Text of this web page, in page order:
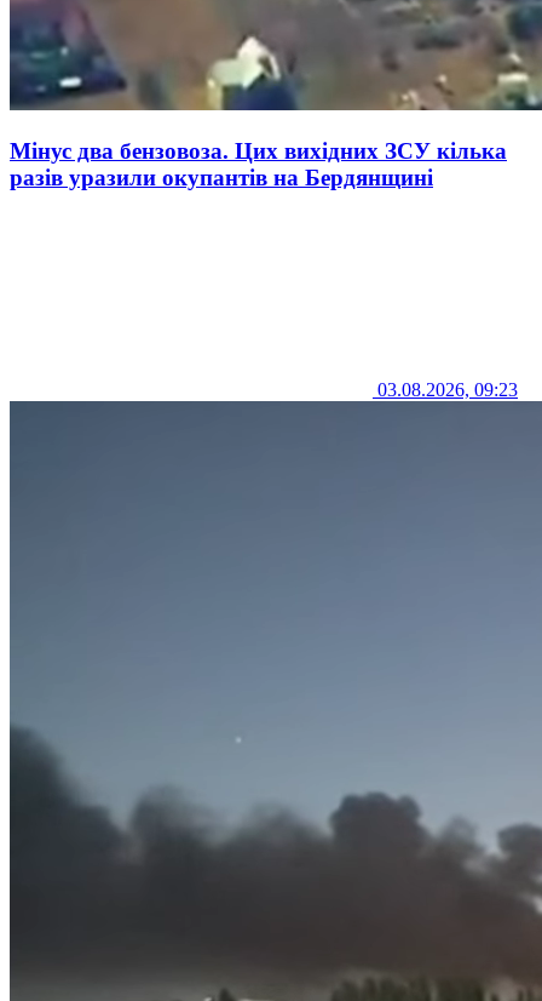
Мінус два бензовоза. Цих вихідних ЗСУ кілька
разів уразили окупантів на Бердянщині
03.08.2026, 09:23